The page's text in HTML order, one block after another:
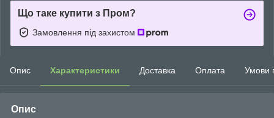
Що таке купити з Пром?
Замовлення під захистом
Опис Характеристики Доставка Оплата Умови
Опис